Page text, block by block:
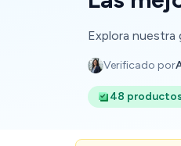
Explora nuestra
Verificado por
48